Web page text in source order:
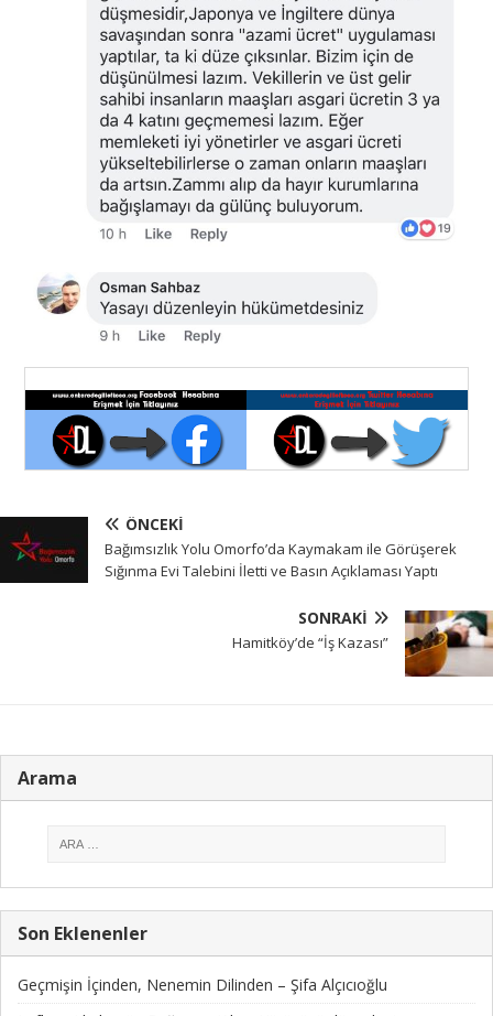
ÖNCEKI
Bağımsızlık Yolu Omorfo’da Kaymakam ile Görüşerek
Sığınma Evi Talebini İletti ve Basın Açıklaması Yaptı
SONRAKI
Hamitköy’de “İş Kazası”
Arama
Son Eklenenler
Geçmişin İçinden, Nenemin Dilinden – Şifa Alçıcıoğlu